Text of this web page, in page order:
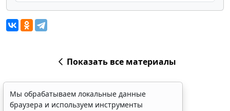
Показать все материалы
Мы обрабатываем локальные данные
браузера и используем инструменты